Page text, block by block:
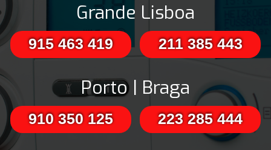
Grande Lisboa
915 463 419 211 385 443
Porto | Braga
910 350 125 223 285 444